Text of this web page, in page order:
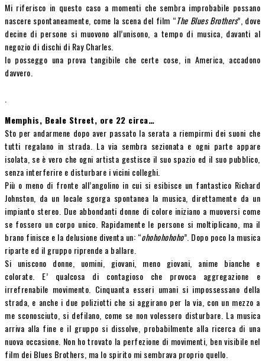
Mi riferisco in questo caso a momenti che sembra improbabile possano
nascere spontaneamente, come la scena del film “The Blues Brothers”, dove
decine di persone si muovono all’unisono, a tempo di musica, davanti al
negozio di dischi di Ray Charles.
Io posseggo una prova tangibile che certe cose, in America, accadono
davvero.
Memphis, Beale Street, ore 22 circa…
Sto per andarmene dopo aver passato la serata a riempirmi dei suoni che
tutti regalano in strada. La via sembra sezionata e ogni parte appare
isolata, se è vero che ogni artista gestisce il suo spazio ed il suo pubblico,
senza interferire e disturbare i vicini colleghi.
Più o meno di fronte all’angolino in cui si esibisce un fantastico Richard
Johnston, da un locale sgorga spontanea la musica, direttamente da un
impianto stereo. Due abbondanti donne di colore iniziano a muoversi come
se fossero un corpo unico. Rapidamente le persone si moltiplicano, ma il
brano finisce e la delusione diventa un: “ohohohohoho”. Dopo poco la musica
riparte ed il gruppo riprende a ballare.
Si uniscono donne, uomini, giovani, meno giovani, anime bianche e
colorate. E’ qualcosa di contagioso che provoca aggregazione e
irrefrenabile movimento. Cinquanta esseri umani si impossessano della
strada, e anche i due poliziotti che si aggirano per la via, con un mezzo a
me sconosciuto, si defilano, come se non volessero disturbare. La musica
arriva alla fine e il gruppo si dissolve, probabilmente alla ricerca di una
nuova occasione. Non ho trovato la perfezione di movimenti, ben visibile nel
film dei Blues Brothers, ma lo spirito mi sembrava proprio quello.